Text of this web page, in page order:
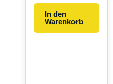
In den
Warenkorb